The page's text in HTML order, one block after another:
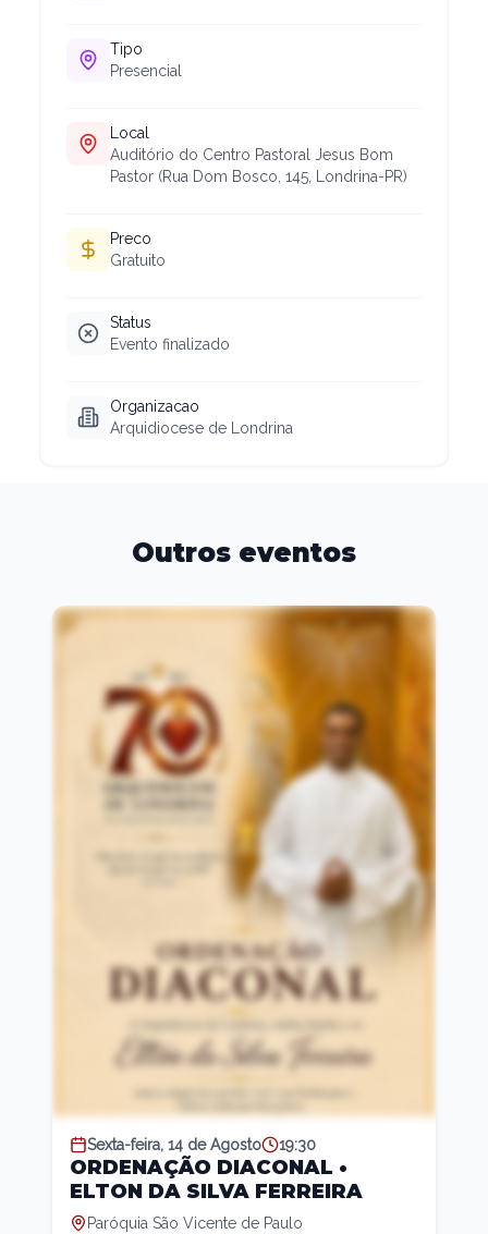
Tipo
Presencial
Local
Auditório do Centro Pastoral Jesus Bom
Pastor (Rua Dom Bosco, 145, Londrina-PR)
Preco
Gratuito
Status
Evento finalizado
Organizacao
Arquidiocese de Londrina
Outros eventos
Sexta-feira, 14 de Agosto 19:30
ORDENAÇÃO DIACONAL •
ELTON DA SILVA FERREIRA
Paróquia São Vicente de Paulo